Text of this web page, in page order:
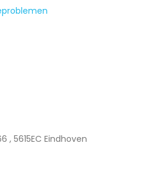
, 5615EC Eindhoven